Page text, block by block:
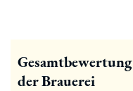
Gesamtbewertung
der Brauerei